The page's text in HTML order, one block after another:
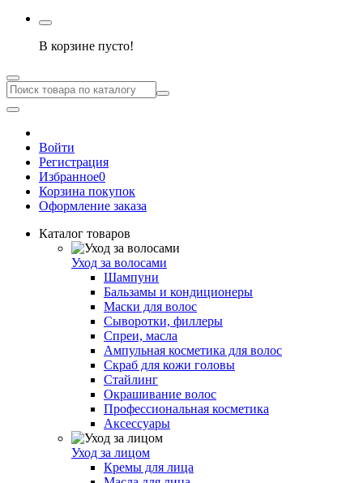
В корзине пусто!
Войти
Регистрация
Избранное0
Корзина покупок
Оформление заказа
Каталог товаров
Уход за волосами
Шампуни
Бальзамы и кондиционеры
Маски для волос
Сыворотки, филлеры
Спреи, масла
Ампульная косметика для волос
Скраб для кожи головы
Стайлинг
Окрашивание волос
Профессиональная косметика
Аксессуары
Уход за лицом
Кремы для лица